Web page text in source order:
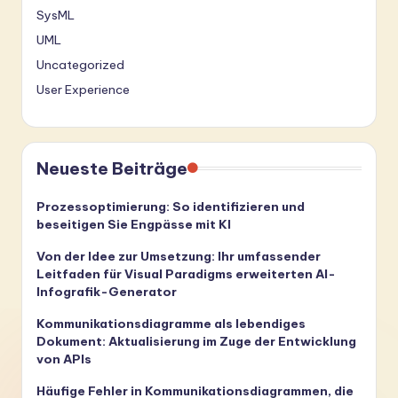
SysML
UML
Uncategorized
User Experience
Neueste Beiträge
Prozessoptimierung: So identifizieren und
beseitigen Sie Engpässe mit KI
Von der Idee zur Umsetzung: Ihr umfassender
Leitfaden für Visual Paradigms erweiterten AI-
Infografik-Generator
Kommunikationsdiagramme als lebendiges
Dokument: Aktualisierung im Zuge der Entwicklung
von APIs
Häufige Fehler in Kommunikationsdiagrammen, die